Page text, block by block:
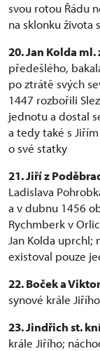
svou rotou Řádu
na sklonku života
20. Jan Kolda
předešlého,
po ztrátě svých
1447 rozbořili
jednotu a dostal
a tedy také s
o své statky
21. Jiří z
Ladislava
a v dubnu 1456
Rychmberk v
Jan Kolda uprchl;
existoval pouze
22. Boček a
synové krále Jiřího
23. Jindřich st.
krále Jiřího;